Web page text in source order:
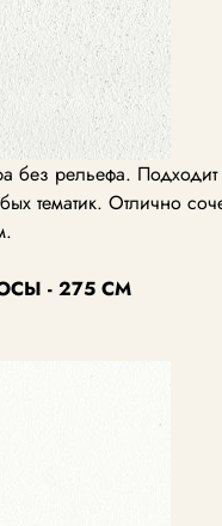
без рельефа. Подходит
тематик. Отлично
- 275 СМ